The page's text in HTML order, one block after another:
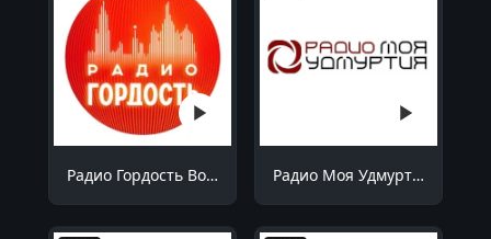
Радио Гордость Волгоград 106.4 FM Радио Моя Удмуртия Воткинск 99.1 FM